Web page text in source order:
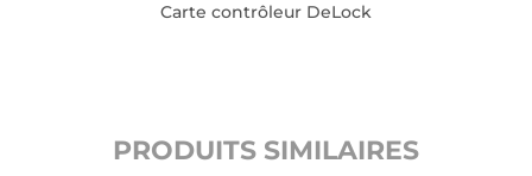
Carte contrôleur DeLock
PRODUITS SIMILAIRES